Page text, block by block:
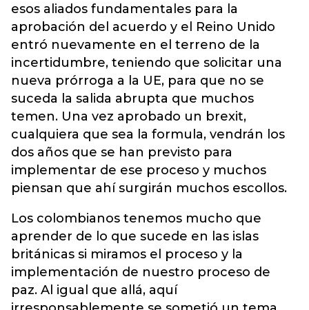
esos aliados fundamentales para la
aprobación del acuerdo y el Reino Unido
entró nuevamente en el terreno de la
incertidumbre, teniendo que solicitar una
nueva prórroga a la UE, para que no se
suceda la salida abrupta que muchos
temen. Una vez aprobado un brexit,
cualquiera que sea la formula, vendrán los
dos años que se han previsto para
implementar de ese proceso y muchos
piensan que ahí surgirán muchos escollos.
Los colombianos tenemos mucho que
aprender de lo que sucede en las islas
británicas si miramos el proceso y la
implementación de nuestro proceso de
paz. Al igual que allá, aquí